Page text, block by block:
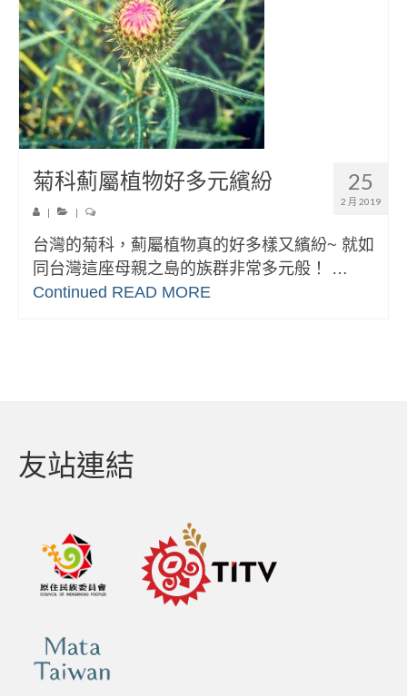
25
2 月 2019
菊科薊屬植物好多元繽紛
台灣的菊科，薊屬植物真的好多樣又繽紛~ 就如
同台灣這座母親之島的族群非常多元般！ …
Continued READ MORE
友站連結